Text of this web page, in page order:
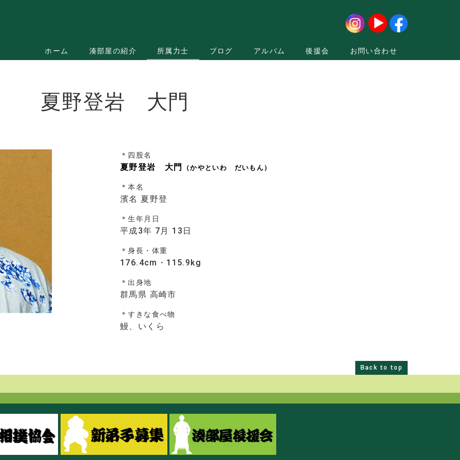
ホーム 湊部屋の紹介 所属力士 ブログ アルバム 後援会 お問い合わせ
夏野登岩 大門
＊四股名
夏野登岩 大門 （かやといわ だいもん）
＊本名
濱名 夏野登
＊生年月日
平成3年 7月 13日
＊身長・体重
176.4cm・115.9kg
＊出身地
群馬県 高崎市
＊すきな食べ物
鰻、いくら
Back to top